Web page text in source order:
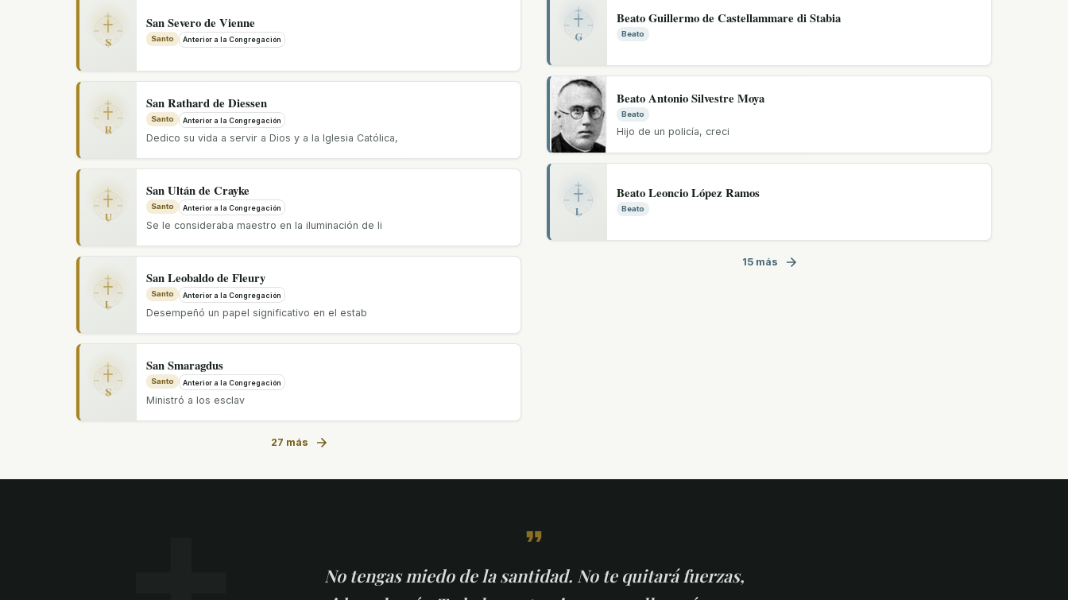
S
San Severo de Vienne
Santo Anterior a la Congregación
R
San Rathard de Diessen
Santo Anterior a la Congregación
Dedico su vida a servir a Dios y a la Iglesia Católica,
U
San Ultán de Crayke
Santo Anterior a la Congregación
Se le consideraba maestro en la iluminación de li
L
San Leobaldo de Fleury
Santo Anterior a la Congregación
Desempeñó un papel significativo en el estab
S
San Smaragdus
Santo Anterior a la Congregación
Ministró a los esclav
27 más
G
Beato Guillermo de Castellammare di Stabia
Beato
Beato Antonio Silvestre Moya
Beato
Hijo de un policía, creci
L
Beato Leoncio López Ramos
Beato
15 más
No tengas miedo de la santidad. No te quitará fuerzas,